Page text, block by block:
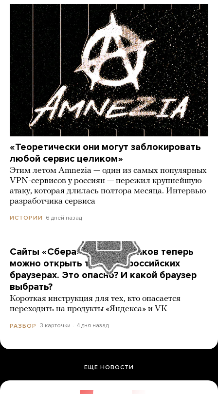
«Теоретически они могут заблокировать
любой сервис целиком»
Этим летом Amnezia — один из самых популярных
VPN-сервисов у россиян — пережил крупнейшую
атаку, которая длилась полтора месяца. Интервью
разработчика сервиса
ИСТОРИИ 6 дней назад
Сайты «Сбера» и других банков теперь
можно открыть только в российских
браузерах. Это опасно? И какой браузер
выбрать?
Короткая инструкция для тех, кто опасается
переходить на продукты «Яндекса» и VK
РАЗБОР 3 карточки 4 дня назад
ЕЩЕ НОВОСТИ